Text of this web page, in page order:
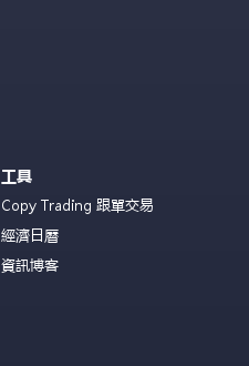
工具
Copy Trading 跟單交易
經濟日曆
資訊博客